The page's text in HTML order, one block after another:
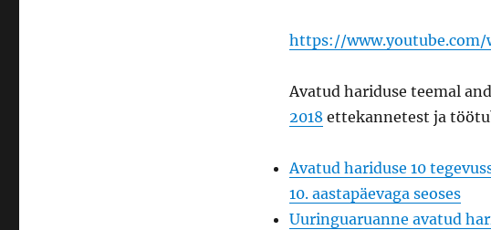
https://www.youtube.com/
Avatud hariduse teemal
2018 ettekannetest ja
Avatud hariduse 10
10. aastapäevaga seoses
Uuringuaruanne avatud